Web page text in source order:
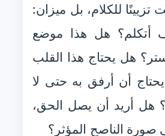
تزيينًا للكلام، بل ميزان:
أتكلم؟ هل هذا موضع
هل يحتاج هذا القلب
أن أرفق به حتى لا
هل أريد أن يصل الحق،
صورة الناصح المؤثر؟